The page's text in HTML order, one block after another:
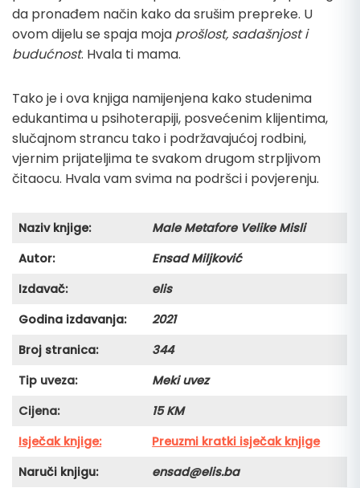
da pronađem način kako da srušim prepreke. U
ovom dijelu se spaja moja prošlost, sadašnjost i
budućnost. Hvala ti mama.
Tako je i ova knjiga namijenjena kako studenima
edukantima u psihoterapiji, posvećenim klijentima,
slučajnom strancu tako i podržavajućoj rodbini,
vjernim prijateljima te svakom drugom strpljivom
čitaocu. Hvala vam svima na podršci i povjerenju.
Naziv knjige:
Male Metafore Velike Misli
Autor:
Ensad Miljković
Izdavač:
elis
Godina izdavanja:
2021
Broj stranica:
344
Tip uveza:
Meki uvez
Cijena:
15 KM
Isječak knjige:
Preuzmi kratki isječak knjige
Naruči knjigu:
ensad@elis.ba